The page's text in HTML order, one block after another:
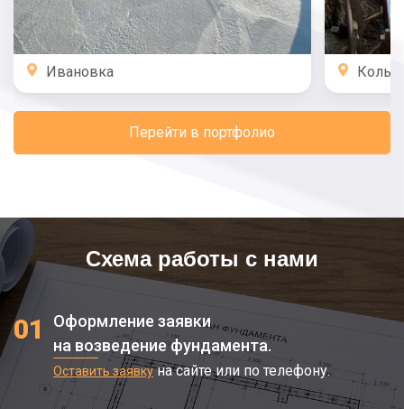
Ивановка
Перейти в портфолио
Схема работы с нами
01
Оформление заявки
на возведение фундамента.
Оставить заявкуна сайте или по телефону.